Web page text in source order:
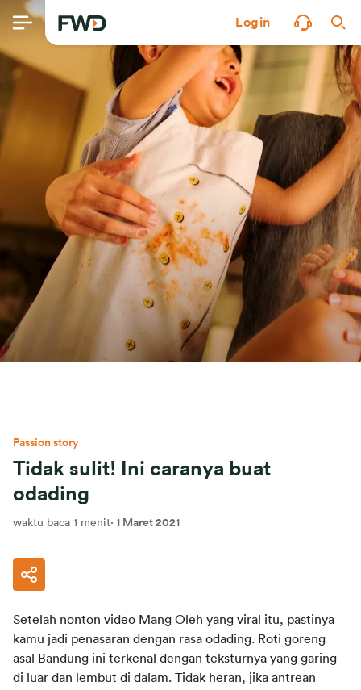
Login
Passion story
Tidak sulit! Ini caranya buat
odading
waktu baca 1 menit· 1 Maret 2021
Setelah nonton video Mang Oleh yang viral itu, pastinya
kamu jadi penasaran dengan rasa odading. Roti goreng
asal Bandung ini terkenal dengan teksturnya yang garing
di luar dan lembut di dalam. Tidak heran, jika antrean